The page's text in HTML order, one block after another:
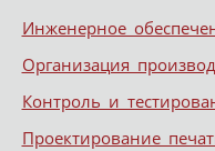
Меню
Skip to content
Инженерное
Организация
Контроль и
Проектирование